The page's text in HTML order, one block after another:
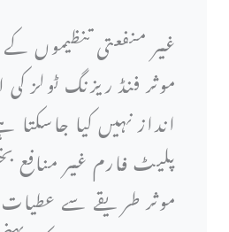
غیر منفعتی تنظیموں
موثر فنڈ ریزنگ ٹولز
انداز نہیں کیا
پلیٹ فارم غیر منافع
موثر طریقے سے